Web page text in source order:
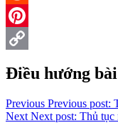
Reddit
Pinterest
Điều hướng
Previous Previous post:
Next Next post: Thủ tục